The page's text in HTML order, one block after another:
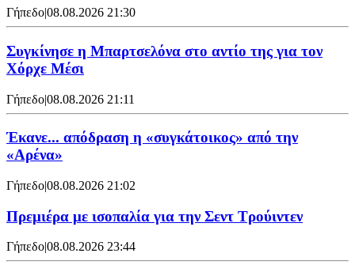
Γήπεδο|08.08.2026 21:30
Συγκίνησε η Μπαρτσελόνα στο αντίο της για τον
Χόρχε Μέσι
Γήπεδο|08.08.2026 21:11
Έκανε... απόδραση η «συγκάτοικος» από την
«Αρένα»
Γήπεδο|08.08.2026 21:02
Πρεμιέρα με ισοπαλία για την Σεντ Τρούιντεν
Γήπεδο|08.08.2026 23:44